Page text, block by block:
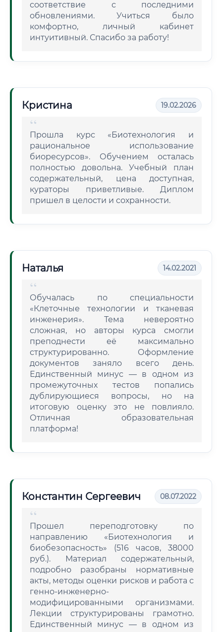
соответствие с последними
обновлениями. Учиться было
комфортно, личный кабинет
интуитивный. Спасибо за работу!
Кристина 19.02.2026
Прошла курс «Биотехнология и
рациональное использование
биоресурсов». Обучением осталась
полностью довольна. Учебный план
содержательный, цена доступная,
кураторы приветливые. Диплом
пришел в целости и сохранности.
Наталья 14.02.2021
Обучалась по специальности
«Клеточные технологии и тканевая
инженерия». Тема невероятно
сложная, но авторы курса смогли
преподнести её максимально
структурированно. Оформление
документов заняло всего день.
Единственный минус — в одном из
промежуточных тестов попались
дублирующиеся вопросы, но на
итоговую оценку это не повлияло.
Отличная образовательная
платформа!
Константин Сергеевич 08.07.2022
Прошел переподготовку по
направлению «Биотехнология и
биобезопасность» (516 часов, 38000
руб.). Материал содержательный,
подробно разобраны нормативные
акты, методы оценки рисков и работа с
генно-инженерно-
модифицированными организмами.
Лекции структурированы грамотно.
Единственный минус — в одном из